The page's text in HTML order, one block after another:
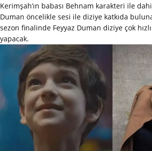
Kerimşah’ın babası Behnam karakteri ile
Duman öncelikle sesi ile diziye katkıda
sezon finalinde Feyyaz Duman diziye çok
yapacak.